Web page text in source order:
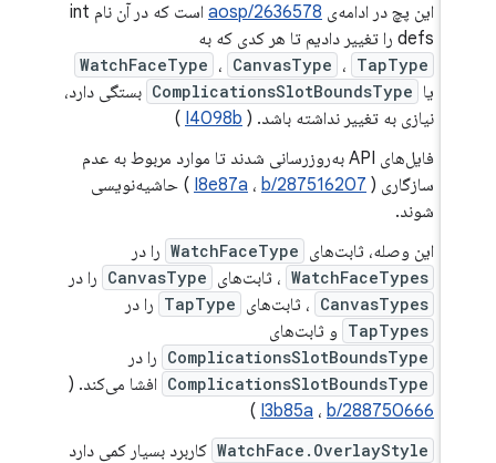
این پچ در ادامه‌یaosp/2636578
است که در آن نام int
defs را تغییر دادیم تا هر کدی که به
WatchFaceType ، CanvasType ، TapType
ComplicationsSlotBoundsType بستگی دارد،
نیازی به تغییر نداشته باشد. (I4098b
)
فایل‌های API به‌روزرسانی شدند تا موارد مربوط به عدم
سازگاری (
I8e87a،b/287516207
) حاشیه‌نویسی
شوند.
این وصله، ثابت‌های WatchFaceType را در
WatchFaceTypes ، ثابت‌های CanvasType را در
CanvasTypes ، ثابت‌های TapType را در
TapTypes و ثابت‌های
ComplicationsSlotBoundsType را در
ComplicationsSlotBoundsType افشا می‌کند. (
I3b85a،b/288750666
)
WatchFace.OverlayStyle کاربرد بسیار کمی دارد